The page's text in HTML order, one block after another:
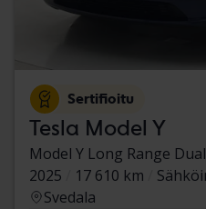
Sertifioitu
Tesla Model Y
Model Y Long Range
2025
17 610 km
Svedala